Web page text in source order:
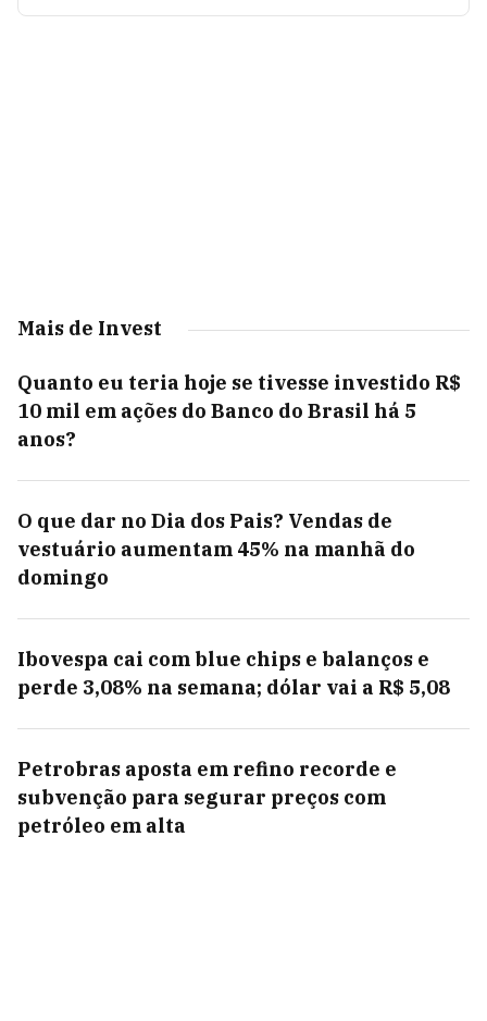
Mais de Invest
Quanto eu teria hoje se tivesse investido R$
10 mil em ações do Banco do Brasil há 5
anos?
O que dar no Dia dos Pais? Vendas de
vestuário aumentam 45% na manhã do
domingo
Ibovespa cai com blue chips e balanços e
perde 3,08% na semana; dólar vai a R$ 5,08
Petrobras aposta em refino recorde e
subvenção para segurar preços com
petróleo em alta